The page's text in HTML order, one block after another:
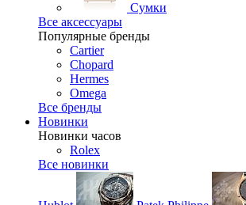
Сумки
Все аксессуары
Популярные бренды
Cartier
Chopard
Hermes
Omega
Все бренды
Новинки
Новинки часов
Rolex
Все новинки